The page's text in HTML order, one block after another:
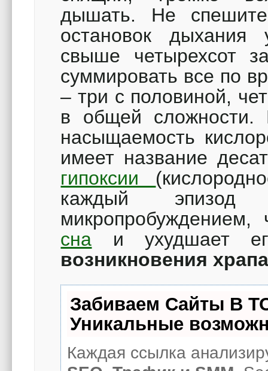
дышать. Не
остановок дыхания
свыше четырехсот
суммировать все по
– три с половиной,
в общей сложности.
насыщаемость
имеет название
гипоксии
каждый эпизод
сна и ухудшает
возникновения
Забиваем Сайты В
Уникальные
Каждая ссылка